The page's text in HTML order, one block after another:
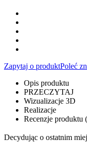
Zapytaj o produktPoleć
Opis produktu
PRZECZYTAJ
Wizualizacje 3D
Realizacje
Recenzje produktu
Decydując o ostatnim